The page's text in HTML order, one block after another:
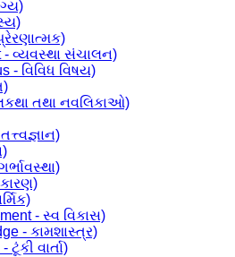
- વ્યવસ્થા સંચાલન)
- વિવિધ વિષય)
તથા નવલિકાઓ)
- સ્વ વિકાસ)
- કામશાસ્ત્ર)
વાર્તા)